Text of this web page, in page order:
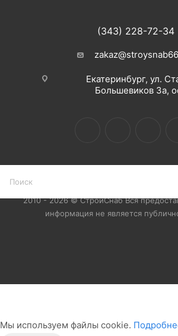
(343) 228-72-34
Екатеринбург, ул.
Большевиков 3а,
2010 - 2026 © СтройСнаб Вся
информация не является
Мы используем файлы cookie.